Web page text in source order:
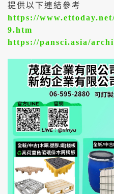
提供以下連結參考
https://
9.htm
https://pansci.asia/